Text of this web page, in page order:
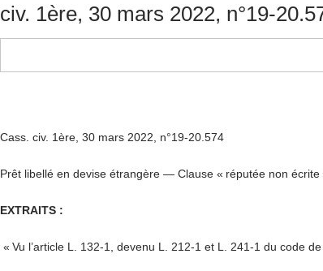
civ. 1ère, 30 mars 2022, n°19-
Cass. civ. 1ère, 30 mars 2022, n°19-20.574
Prêt libellé en devise étrangère — Clause « réputée non
EXTRAITS :
« Vu l’article L. 132-1, devenu L. 212-1 et L. 241-1 du code